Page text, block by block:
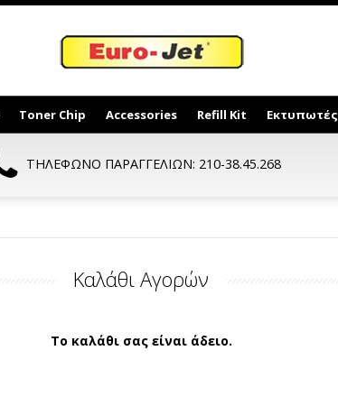
Toner Chip Accessories Refill Kit Εκτυπωτές
ΤΗΛΕΦΩΝΟ ΠΑΡΑΓΓΕΛΙΩΝ: 210-38.45.268
Καλάθι Αγορών
Το καλάθι σας είναι άδειο.